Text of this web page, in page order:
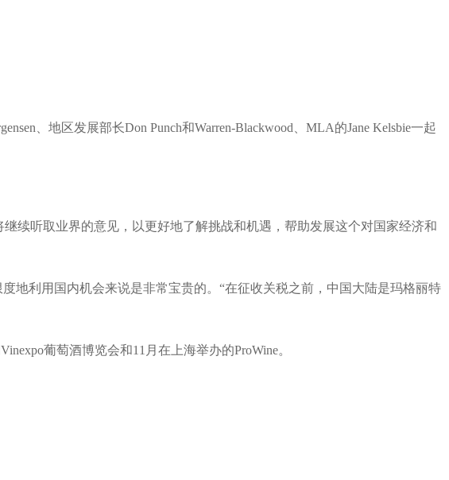
、地区发展部长Don Punch和Warren-Blackwood、MLA的Jane Kelsbie一起
续听取业界的意见，以更好地了解挑战和机遇，帮助发展这个对国家经济和
地利用国内机会来说是非常宝贵的。“在征收关税之前，中国大陆是玛格丽特
葡萄酒博览会和11月在上海举办的ProWine。